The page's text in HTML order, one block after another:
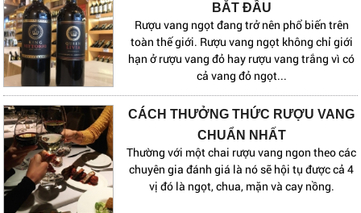
BẮT ĐẦU
Rượu vang ngọt đang trở nên phổ biến trên
toàn thế giới. Rượu vang ngọt không chỉ giới
hạn ở rượu vang đỏ hay rượu vang trắng vì có
cả vang đỏ ngọt...
CÁCH THƯỞNG THỨC RƯỢU VANG
CHUẨN NHẤT
Thường với một chai rượu vang ngon theo các
chuyên gia đánh giá là nó sẽ hội tụ được cả 4
vị đó là ngọt, chua, mặn và cay nồng.